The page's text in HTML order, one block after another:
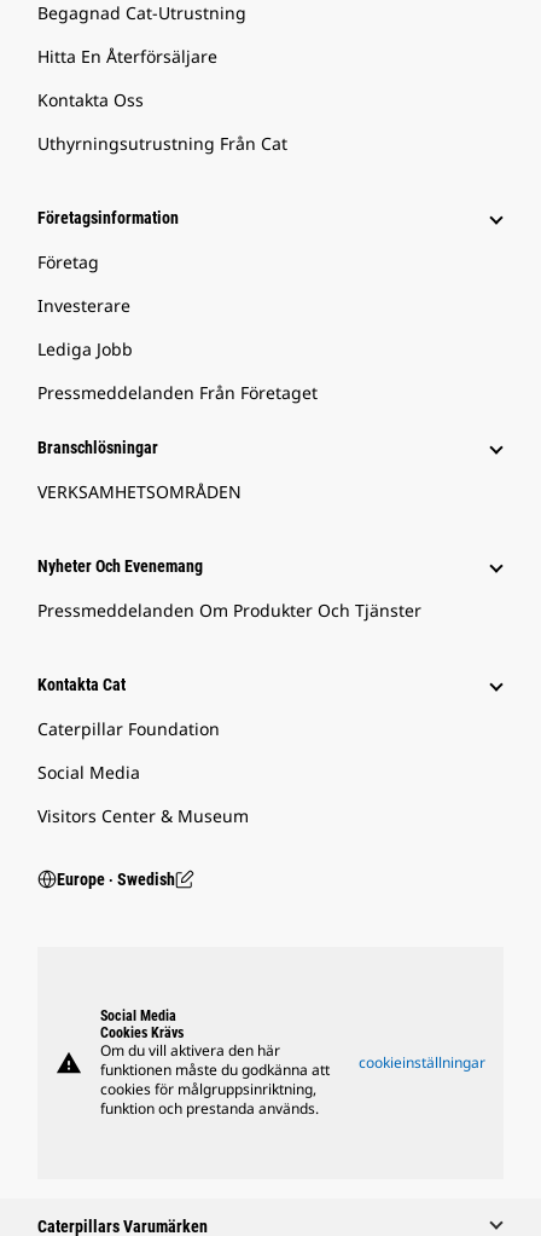
Begagnad Cat-Utrustning
Hitta En Återförsäljare
Kontakta Oss
Uthyrningsutrustning Från Cat
Företagsinformation
Företag
Investerare
Lediga Jobb
Pressmeddelanden Från Företaget
Branschlösningar
VERKSAMHETSOMRÅDEN
Nyheter Och Evenemang
Pressmeddelanden Om Produkter Och Tjänster
Kontakta Cat
Caterpillar Foundation
Social Media
Visitors Center & Museum
Europe ‧ Swedish
warning
Social Media
Cookies Krävs
Om du vill aktivera den här
funktionen måste du godkänna att
cookies för målgruppsinriktning,
funktion och prestanda används.
cookieinställningar
Caterpillars Varumärken